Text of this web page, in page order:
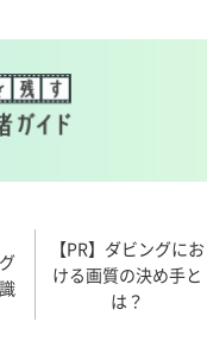
【PR】ダビングにお
ける画質の決め手と
は？